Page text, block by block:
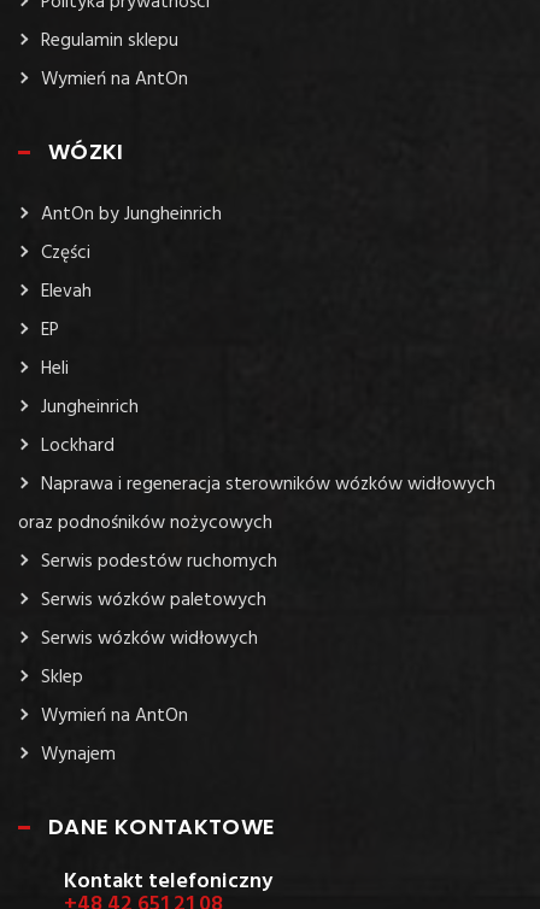
Regulamin sklepu
Wymień na AntOn
WÓZKI
AntOn by Jungheinrich
Części
Elevah
EP
Heli
Jungheinrich
Lockhard
Naprawa i regeneracja sterowników wózków widłowych
oraz podnośników nożycowych
Serwis podestów ruchomych
Serwis wózków paletowych
Serwis wózków widłowych
Sklep
Wymień na AntOn
Wynajem
DANE KONTAKTOWE
Kontakt telefoniczny